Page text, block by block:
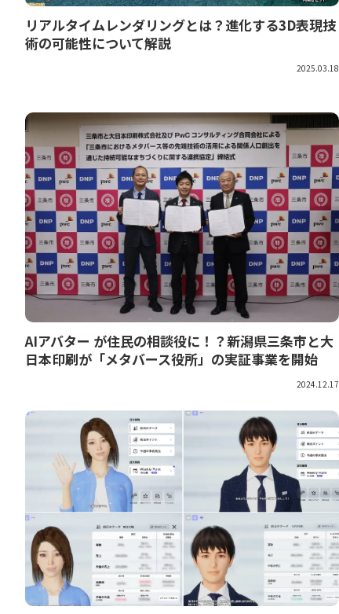
リアルタイムレンダリングとは？進化する3D表現技
術の可能性について解説
2025.03.18
AIアバター が住民の相談役に！？新潟県三条市と大
日本印刷が「メタバース役所」の実証事業を開始
2024.12.17